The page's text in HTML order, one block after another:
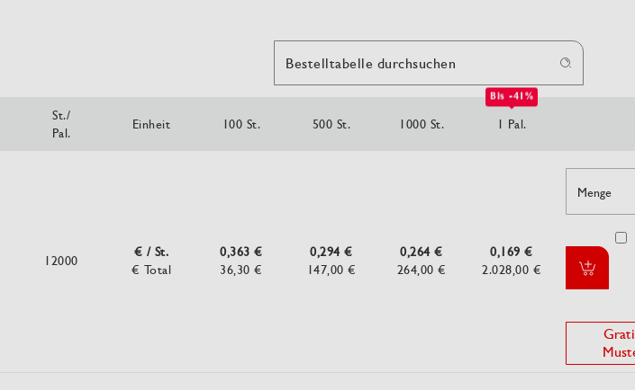
Bestelltabelle durchsuchen
St./
Pal.
Einheit 100 St. 500 St. 1000 St.
Bis -41%
1 Pal.
12000
€ / St.
€ Total
0,363 €
36,30 €
0,294 €
147,00 €
0,264 €
264,00 €
0,169 €
2.028,00 €
Menge